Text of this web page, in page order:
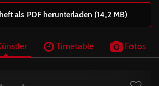
als PDF herunterladen (14,2 MB)
Timetable Fotos